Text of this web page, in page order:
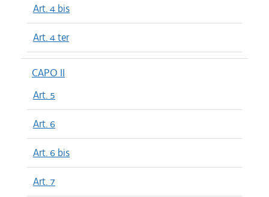
Art. 4 bis
Art. 4 ter
CAPO II
Art. 5
Art. 6
Art. 6 bis
Art. 7